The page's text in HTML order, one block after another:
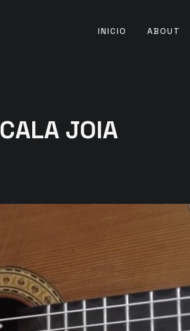
INICIO ABOUT
CALA JOIA